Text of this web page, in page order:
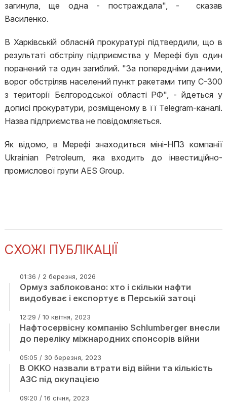
загинула, ще одна - постраждала", - сказав
Василенко.
В Харківській обласній прокуратурі підтвердили, що в
результаті обстрілу підприємства у Мерефі був один
поранений та один загиблий. "За попередніми даними,
ворог обстріляв населений пункт ракетами типу С-300
з території Бєлгородської області РФ", - йдеться у
дописі прокуратури, розміщеному в її Telegram-каналі.
Назва підприємства не повідомляється.
Як відомо, в Мерефі знаходиться міні-НПЗ компанії
Ukrainian Petroleum, яка входить до інвестиційно-
промислової групи AES Group.
СХОЖІ ПУБЛІКАЦІЇ
01:36 / 2 березня, 2026
Ормуз заблоковано: хто і скільки нафти
видобуває і експортує в Перській затоці
12:29 / 10 квітня, 2023
Нафтосервісну компанію Schlumberger внесли
до переліку міжнародних спонсорів війни
05:05 / 30 березня, 2023
В OKKO назвали втрати від війни та кількість
АЗС під окупацією
09:20 / 16 січня, 2023